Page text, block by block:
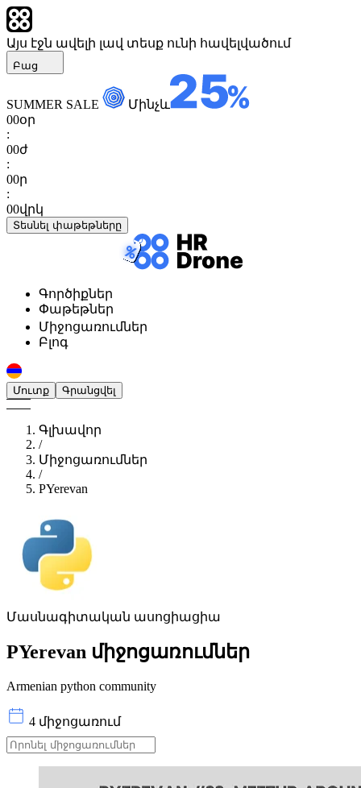
Այս էջն ավելի լավ տեսք ունի հավելվածում
Բաց
SUMMER SALE
Մինչև
00օր
:
00ժ
:
00ր
:
00վրկ
Տեսնել փաթեթները
Գործիքներ
Փաթեթներ
Միջոցառումներ
Բլոգ
Մուտք Գրանցվել
Գլխավոր
/
Միջոցառումներ
/
PYerevan
Մասնագիտական ասոցիացիա
PYerevan միջոցառումներ
Armenian python community
4 միջոցառում